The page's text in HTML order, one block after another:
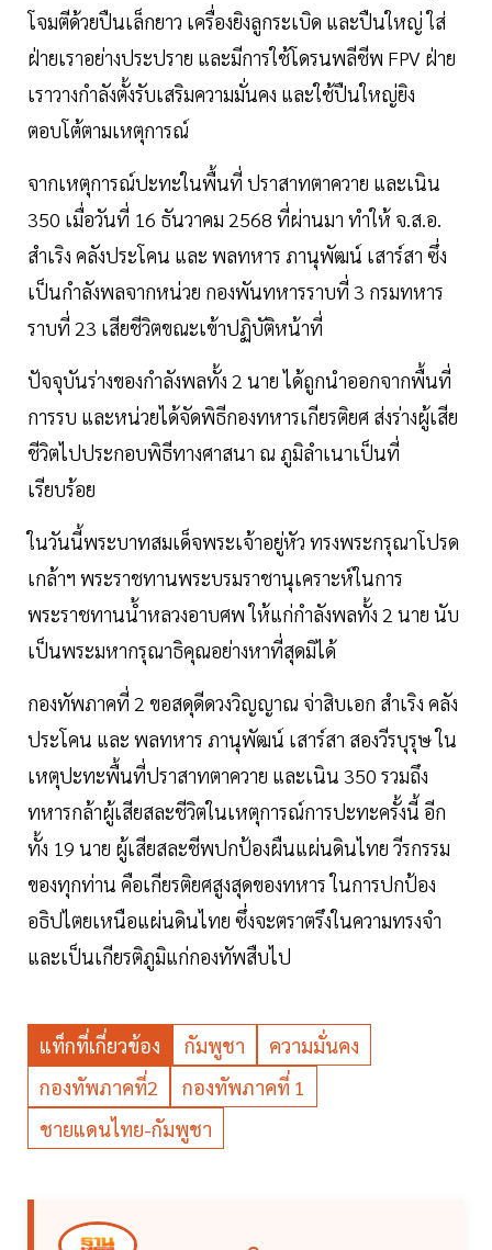
โจมตีด้วยปืนเล็กยาว เครื่องยิงลูกระเบิด และปืนใหญ่ ใส่
ฝ่ายเราอย่างประปราย และมีการใช้โดรนพลีชีพ FPV ฝ่าย
เราวางกำลังตั้งรับเสริมความมั่นคง และใช้ปืนใหญ่ยิง
ตอบโต้ตามเหตุการณ์
จากเหตุการณ์ปะทะในพื้นที่ ปราสาทตาควาย และเนิน
350 เมื่อวันที่ 16 ธันวาคม 2568 ที่ผ่านมา ทำให้ จ.ส.อ.
สำเริง คลังประโคน และ พลทหาร ภานุพัฒน์ เสาร์สา ซึ่ง
เป็นกำลังพลจากหน่วย กองพันทหารราบที่ 3 กรมทหาร
ราบที่ 23 เสียชีวิตขณะเข้าปฏิบัติหน้าที่
ปัจจุบันร่างของกำลังพลทั้ง 2 นาย ได้ถูกนำออกจากพื้นที่
การรบ และหน่วยได้จัดพิธีกองทหารเกียรติยศ ส่งร่างผู้เสีย
ชีวิตไปประกอบพิธีทางศาสนา ณ ภูมิลำเนาเป็นที่
เรียบร้อย
ในวันนี้พระบาทสมเด็จพระเจ้าอยู่หัว ทรงพระกรุณาโปรด
เกล้าฯ พระราชทานพระบรมราชานุเคราะห์ในการ
พระราชทานน้ำหลวงอาบศพ ให้แก่กำลังพลทั้ง 2 นาย นับ
เป็นพระมหากรุณาธิคุณอย่างหาที่สุดมิได้
กองทัพภาคที่ 2 ขอสดุดีดวงวิญญาณ จ่าสิบเอก สำเริง คลัง
ประโคน และ พลทหาร ภานุพัฒน์ เสาร์สา สองวีรบุรุษ ใน
เหตุปะทะพื้นที่ปราสาทตาควาย และเนิน 350 รวมถึง
ทหารกล้าผู้เสียสละชีวิตในเหตุการณ์การปะทะครั้งนี้ อีก
ทั้ง 19 นาย ผู้เสียสละชีพปกป้องผืนแผ่นดินไทย วีรกรรม
ของทุกท่าน คือเกียรติยศสูงสุดของทหาร ในการปกป้อง
อธิปไตยเหนือแผ่นดินไทย ซึ่งจะตราตรึงในความทรงจำ
และเป็นเกียรติภูมิแก่กองทัพสืบไป
แท็กที่เกี่ยวข้อง กัมพูชา
ความมั่นคง
กองทัพภาคที่2
กองทัพภาคที่ 1
ชายแดนไทย-กัมพูชา